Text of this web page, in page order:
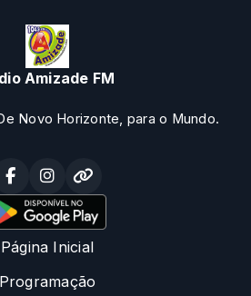
Amizade FM
Novo Horizonte, para o Mundo.
Página Inicial
Programação